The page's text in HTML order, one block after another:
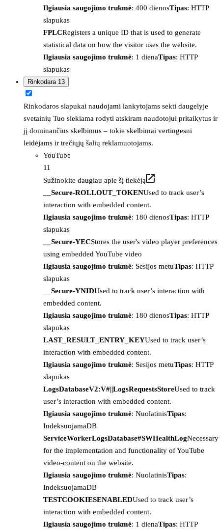
Ilgiausia saugojimo trukmė: 400 dienosTipas: HTTP
slapukas
FPLCRegisters a unique ID that is used to generate
statistical data on how the visitor uses the website.
Ilgiausia saugojimo trukmė: 1 dienaTipas: HTTP
slapukas
Rinkodara 13
Rinkodaros slapukai naudojami lankytojams sekti daugelyje
svetainių Tuo siekiama rodyti atskiram naudotojui pritaikytus ir
jį dominančius skelbimus – tokie skelbimai vertingesni
leidėjams ir trečiųjų šalių reklamuotojams.
YouTube
11
Sužinokite daugiau apie šį tiekėją
__Secure-ROLLOUT_TOKENUsed to track user’s
interaction with embedded content.
Ilgiausia saugojimo trukmė: 180 dienosTipas: HTTP
slapukas
__Secure-YECStores the user's video player preferences
using embedded YouTube video
Ilgiausia saugojimo trukmė: Sesijos metuTipas: HTTP
slapukas
__Secure-YNIDUsed to track user’s interaction with
embedded content.
Ilgiausia saugojimo trukmė: 180 dienosTipas: HTTP
slapukas
LAST_RESULT_ENTRY_KEYUsed to track user’s
interaction with embedded content.
Ilgiausia saugojimo trukmė: Sesijos metuTipas: HTTP
slapukas
LogsDatabaseV2:V#||LogsRequestsStoreUsed to track
user’s interaction with embedded content.
Ilgiausia saugojimo trukmė: NuolatinisTipas:
IndeksuojamaDB
ServiceWorkerLogsDatabase#SWHealthLogNecessary
for the implementation and functionality of YouTube
video-content on the website.
Ilgiausia saugojimo trukmė: NuolatinisTipas:
IndeksuojamaDB
TESTCOOKIESENABLEDUsed to track user’s
interaction with embedded content.
Ilgiausia saugojimo trukmė: 1 dienaTipas: HTTP